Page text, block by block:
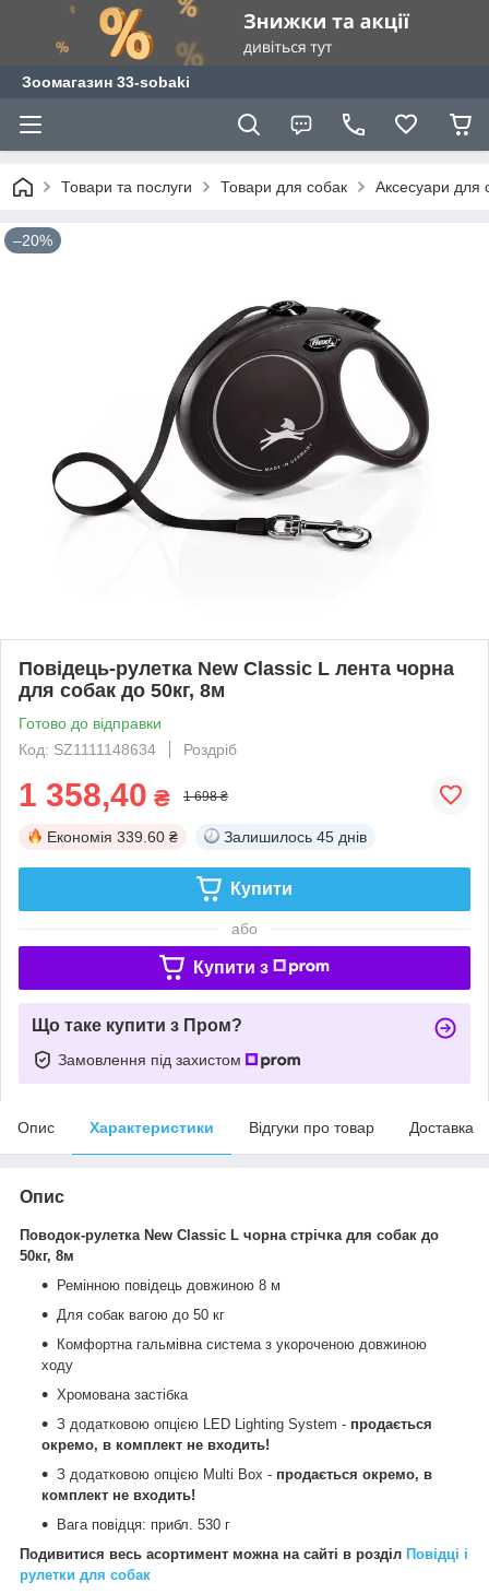
Зоомагазин 33-sobaki
Товари та послуги Товари для собак Аксесуари для
–20%
Повідець-рулетка New Classic L лента чорна
для собак до 50кг, 8м
Готово до відправки
Код: SZ1111148634
Роздріб
1 358,40 ₴ 1 698 ₴
Економія 339.60 ₴ Залишилось 45 днів
Купити
або
Купити з
Що таке купити з Пром?
Замовлення під захистом
Опис Характеристики Відгуки про товар Доставка
Опис
Поводок-рулетка New Classic L чорна стрічка для собак до
50кг, 8м
Ремінною повідець довжиною 8 м
Для собак вагою до 50 кг
Комфортна гальмівна система з укороченою довжиною
ходу
Хромована застібка
З додатковою опцією LED Lighting System - продається
окремо, в комплект не входить!
З додатковою опцією Multi Box - продається окремо, в
комплект не входить!
Вага повідця: прибл. 530 г
Подивитися весь асортимент можна на сайті в розділ Повідці і
рулетки для собак